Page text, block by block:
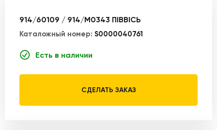
914/60109 / 914/M0343 ПІВВІСЬ
Каталожный номер: S0000040761
Есть в наличии
СДЕЛАТЬ ЗАКАЗ